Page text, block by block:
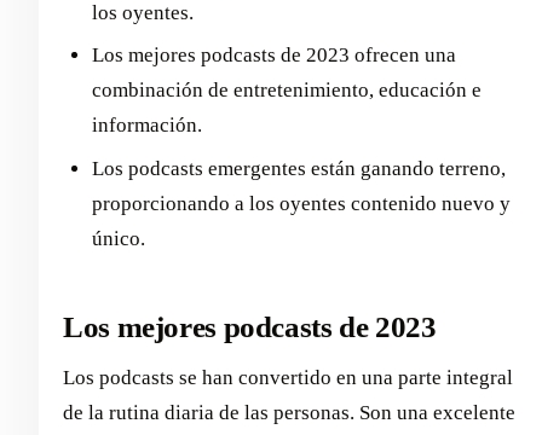
los oyentes.
Los mejores podcasts de 2023 ofrecen una
combinación de entretenimiento, educación e
información.
Los podcasts emergentes están ganando terreno,
proporcionando a los oyentes contenido nuevo y
único.
Los mejores podcasts de 2023
Los podcasts se han convertido en una parte integral
de la rutina diaria de las personas. Son una excelente